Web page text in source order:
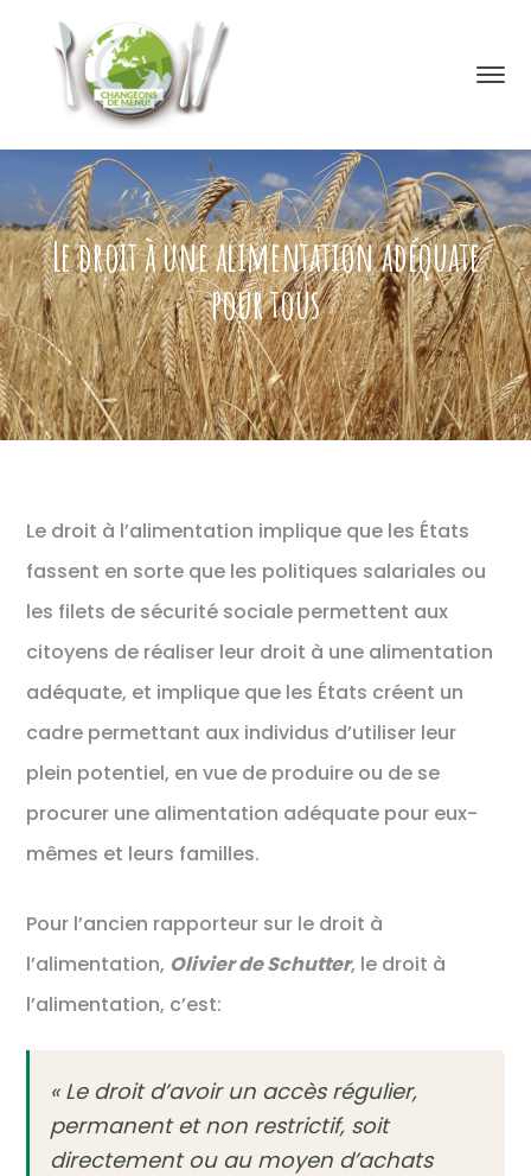
Le droit à une alimentation adéquate
pour tous
Le droit à l’alimentation implique que les États
fassent en sorte que les politiques salariales ou
les filets de sécurité sociale permettent aux
citoyens de réaliser leur droit à une alimentation
adéquate, et implique que les États créent un
cadre permettant aux individus d’utiliser leur
plein potentiel, en vue de produire ou de se
procurer une alimentation adéquate pour eux-
mêmes et leurs familles.
Pour l’ancien rapporteur sur le droit à
l’alimentation, Olivier de Schutter, le droit à
l’alimentation, c’est:
« Le droit d’avoir un accès régulier,
permanent et non restrictif, soit
directement ou au moyen d’achats